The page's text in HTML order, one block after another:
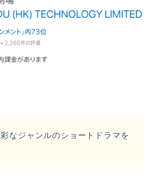
なジャンルのショートドラマを